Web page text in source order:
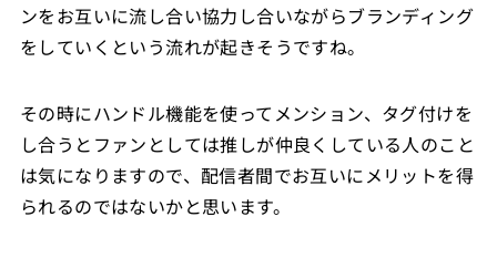
ンをお互いに流し合い協力し合いながらブランディング
をしていくという流れが起きそうですね。
その時にハンドル機能を使ってメンション、タグ付けを
し合うとファンとしては推しが仲良くしている人のこと
は気になりますので、配信者間でお互いにメリットを得
られるのではないかと思います。